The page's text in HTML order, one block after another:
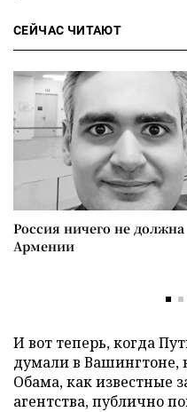
СЕЙЧАС ЧИТАЮТ
Россия ничего не должна
Армении
И вот теперь, когда
думали в Вашингтоне,
Обама, как известные
агентства, публично